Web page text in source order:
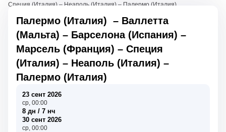
Специя (Италия) – Неаполь (Италия) – Палермо (Италия)
Палермо (Италия) – Валлетта
(Мальта) – Барселона (Испания) –
Марсель (Франция) – Специя
(Италия) – Неаполь (Италия) –
Палермо (Италия)
23 сент 2026
ср, 00:00
8 дн / 7 нч
30 сент 2026
ср, 00:00